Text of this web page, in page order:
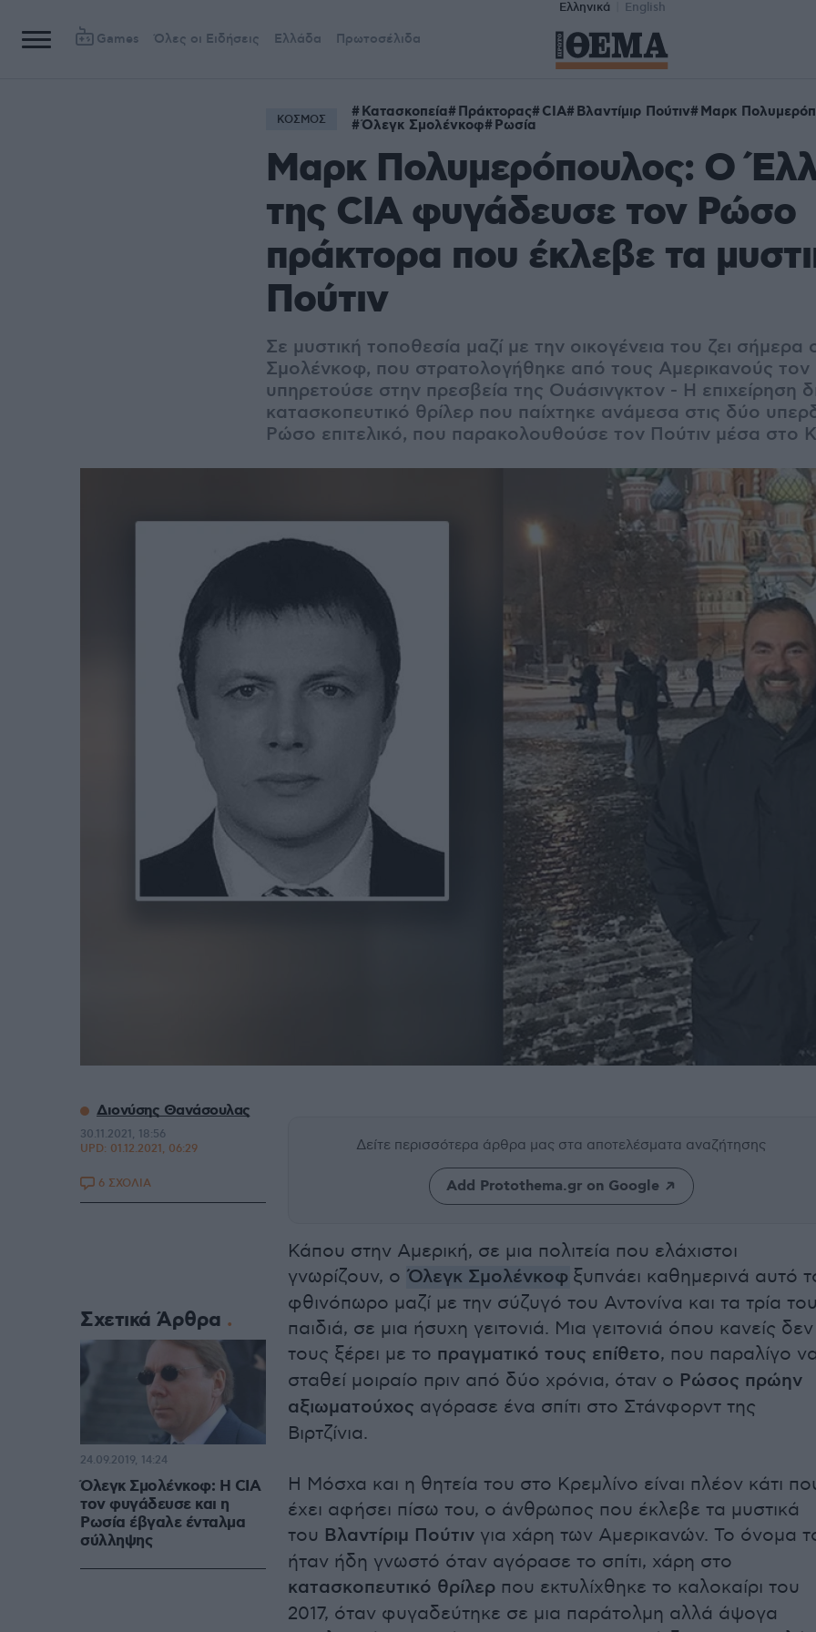
Ελληνικά English
Games Όλες οι Ειδήσεις Ελλάδα Πρωτοσέλιδα
ΚΟΣΜΟΣ Κατασκοπεία Πράκτορας CIA Βλαντίμιρ Πούτιν Μαρκ
Όλεγκ Σμολένκοφ Ρωσία
Μαρκ Πολυμερόπουλος: Ο
της CIA φυγάδευσε τον Ρώσο
πράκτορα που έκλεβε τα
Πούτιν
Σε μυστική τοποθεσία μαζί με την οικογένεια του ζει σήμερα
Σμολένκοφ, που στρατολογήθηκε από τους Αμερικανούς τον
υπηρετούσε στην πρεσβεία της Ουάσινγκτον - Η επιχείρηση
κατασκοπευτικό θρίλερ που παίχτηκε ανάμεσα στις δύο
Ρώσο επιτελικό, που παρακολουθούσε τον Πούτιν μέσα στο
Δείτε περισσότερα άρθρα μας στα αποτελέσματα αναζήτησης
Add Protothema.gr on Google
Κάπου στην Αμερική, σε μια πολιτεία που ελάχιστοι
γνωρίζουν, ο Όλεγκ Σμολένκοφ ξυπνάει καθημερινά αυτό
φθινόπωρο μαζί με την σύζυγό του Αντονίνα και τα τρία
παιδιά, σε μια ήσυχη γειτονιά. Μια γειτονιά όπου κανείς δεν
τους ξέρει με το πραγματικό τους επίθετο, που παραλίγο
σταθεί μοιραίο πριν από δύο χρόνια, όταν ο Ρώσος πρώην
αξιωματούχος αγόρασε ένα σπίτι στο Στάνφορντ της
Βιρτζίνια.
Η Μόσχα και η θητεία του στο Κρεμλίνο είναι πλέον κάτι
έχει αφήσει πίσω του, ο άνθρωπος που έκλεβε τα μυστικά
του Βλαντίριμ Πούτιν για χάρη των Αμερικανών. Το όνομα
ήταν ήδη γνωστό όταν αγόρασε το σπίτι, χάρη στο
κατασκοπευτικό θρίλερ που εκτυλίχθηκε το καλοκαίρι του
2017, όταν φυγαδεύτηκε σε μια παράτολμη αλλά άψογα
Διονύσης Θανάσουλας
30.11.2021, 18:56
UPD: 01.12.2021, 06:29
6 ΣΧΟΛΙΑ
Σχετικά Άρθρα
Όλεγκ Σμολένκοφ: Η CIA
τον φυγάδευσε και η
Ρωσία έβγαλε ένταλμα
σύλληψης
24.09.2019, 14:24